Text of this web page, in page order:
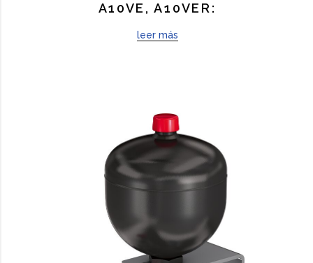
A10VE, A10VER:
leer más